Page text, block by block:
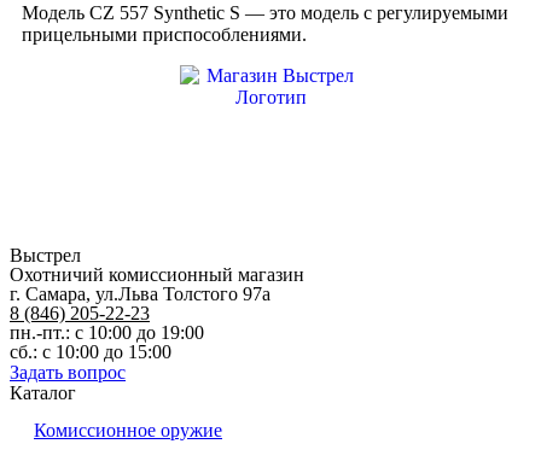
Модель CZ 557 Synthetic S — это модель с регулируемыми
прицельными приспособлениями.
Выстрел
Охотничий комиссионный магазин
г. Самара, ул.Льва Толстого 97а
8 (846) 205-22-23
пн.-пт.: с 10:00 до 19:00
сб.: с 10:00 до 15:00
Задать вопрос
Каталог
Комиссионное оружие